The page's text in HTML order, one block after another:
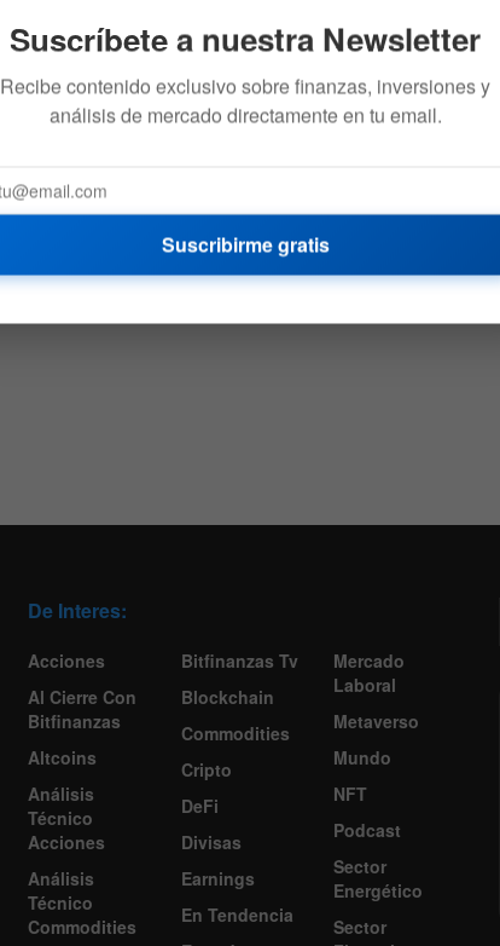
De Interes:
Acciones
Al Cierre Con
Bitfinanzas
Altcoins
Análisis
Técnico
Acciones
Análisis
Técnico
Commodities
Bitfinanzas Tv
Blockchain
Commodities
Cripto
DeFi
Divisas
Earnings
En Tendencia
Mercado
Laboral
Metaverso
Mundo
NFT
Podcast
Sector
Energético
Sector
Suscríbete a nuestra Newsletter
Recibe contenido exclusivo sobre finanzas, inversiones y
análisis de mercado directamente en tu email.
Suscribirme gratis